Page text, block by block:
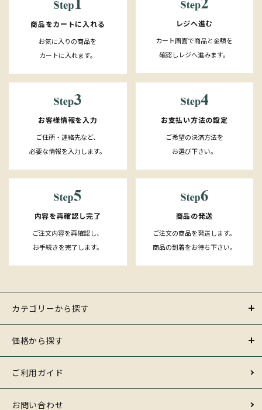
商品をカートに入れる
お気に入りの商品を
カートに入れます。
レジへ進む
カート画面で商品と金額を
確認しレジへ進みます。
お客様情報を入力
ご住所・連絡先など、
必要な情報を入力します。
お支払い方法の設定
ご希望の決済方法を
お選び下さい。
内容を再確認し完了
ご注文内容を再確認し、
お手続きを完了します。
商品の発送
ご注文の商品を発送します。
商品の到着をお待ち下さい。
カテゴリーから探す
価格から探す
ご利用ガイド
お問い合わせ